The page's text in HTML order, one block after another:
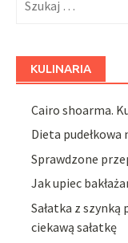
KULINARIA
Cairo shoarma.
Dieta pudełkowa
Sprawdzone
Jak upiec
Sałatka z
ciekawą sałatkę